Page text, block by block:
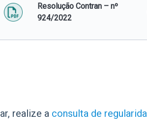
Resolução Contran – nº
924/2022
realize a consulta de